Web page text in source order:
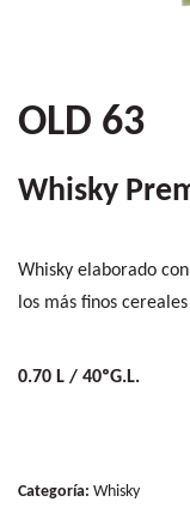
OLD 63
Whisky
Whisky elaborado
los más finos
0.70 L / 40ºG.L.
Categoría: Whisky